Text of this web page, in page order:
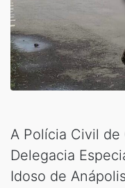
A Polícia Civil de
Delegacia
Idoso de